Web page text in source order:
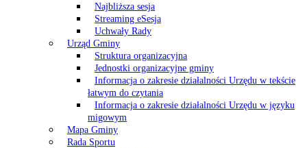
Najbliższa sesja
Streaming eSesja
Uchwały Rady
Urząd Gminy
Struktura organizacyjna
Jednostki organizacyjne gminy
Informacja o zakresie działalności Urzędu w tekście
łatwym do czytania
Informacja o zakresie działalności Urzędu w języku
migowym
Mapa Gminy
Rada Sportu